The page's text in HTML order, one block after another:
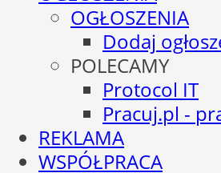
OGŁOSZENIA
Dodaj
POLECAMY
Protocol IT
Pracuj.pl -
REKLAMA
WSPÓŁPRACA